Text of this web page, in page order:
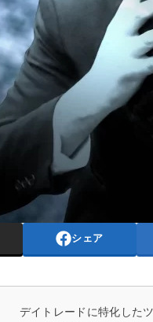
シェア
デイトレードに特化した